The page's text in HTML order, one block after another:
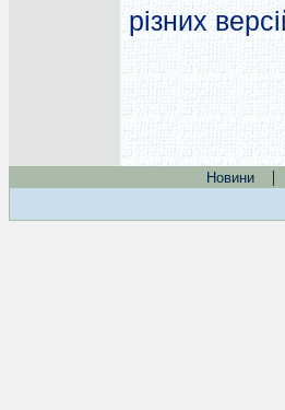
різних
Новини |